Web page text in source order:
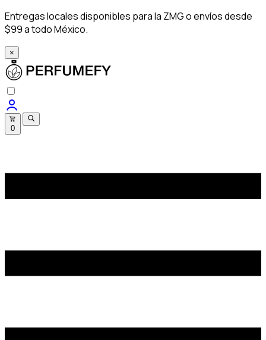
Entregas locales disponibles para la ZMG o envíos desde
$99 a todo México.
×
0